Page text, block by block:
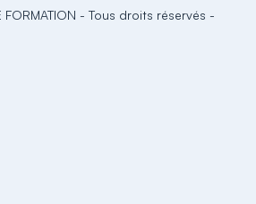
FORMATION - Tous droits réservés -